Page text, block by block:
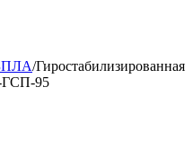
/Гиростабилизированная
ГСП-95